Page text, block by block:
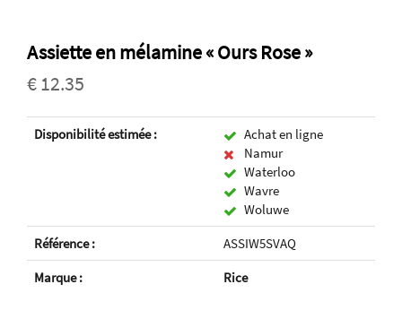
Assiette en mélamine « Ours Rose »
€ 12.35
Disponibilité estimée :
Achat en ligne
Namur
Waterloo
Wavre
Woluwe
Référence :
ASSIW5SVAQ
Marque :
Rice